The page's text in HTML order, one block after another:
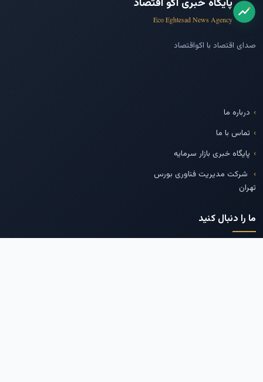
پایگاه خبری اکو اقتصاد
Eco Eghtesad News Agency
صدای اقتصاد با اکواقتصاد
درباره ما
تماس با ما
پایگاه خبری بازار سرمایه
شرکت مدیریت فناوری بورس
تهران
ما را دنبال کنید